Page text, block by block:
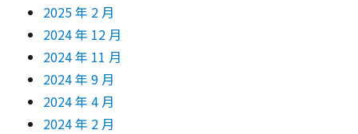
2025 年 2 月
2024 年 12 月
2024 年 11 月
2024 年 9 月
2024 年 4 月
2024 年 2 月